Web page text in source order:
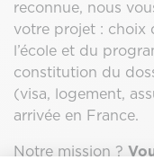
reconnue, nous
votre projet : choix
l’école et du
constitution du
(visa, logement,
arrivée en France.
Notre mission ?